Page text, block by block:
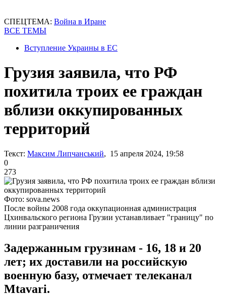
СПЕЦТЕМА: Война в Иране
ВСЕ ТЕМЫ
Вступление Украины в ЕС
Грузия заявила, что РФ
похитила троих ее граждан
вблизи оккупированных
территорий
Текст: Максим Липчанський, 15 апреля 2024, 19:58
0
273
Фото: sova.news
После войны 2008 года оккупационная администрация
Цхинвальского региона Грузии устанавливает "границу" по
линии разграничения
Задержанным грузинам - 16, 18 и 20
лет; их доставили на российскую
военную базу, отмечает телеканал
Mtavari.